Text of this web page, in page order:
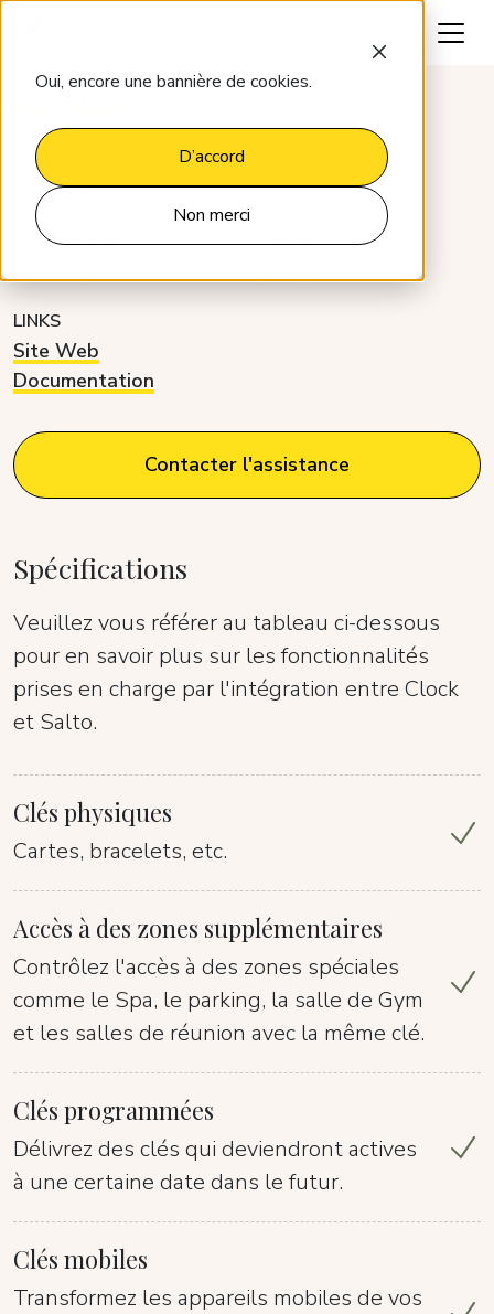
Oui, encore une bannière de cookies.
D’accord
Non merci
Salto
CATÉGORIE DÉVELOPPEUR
LINKS
Site Web
Documentation
Contacter l'assistance
Spécifications
Veuillez vous référer au tableau ci-dessous
pour en savoir plus sur les fonctionnalités
prises en charge par l'intégration entre Clock
et Salto.
Clés physiques
Cartes, bracelets, etc.
Accès à des zones supplémentaires
Contrôlez l'accès à des zones spéciales
comme le Spa, le parking, la salle de Gym
et les salles de réunion avec la même clé.
Clés programmées
Délivrez des clés qui deviendront actives
à une certaine date dans le futur.
Clés mobiles
Transformez les appareils mobiles de vos